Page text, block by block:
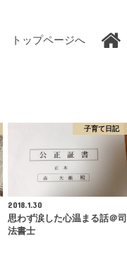
トップページへ
子育て日記
2018.1.30
思わず涙した心温まる話＠司
法書士